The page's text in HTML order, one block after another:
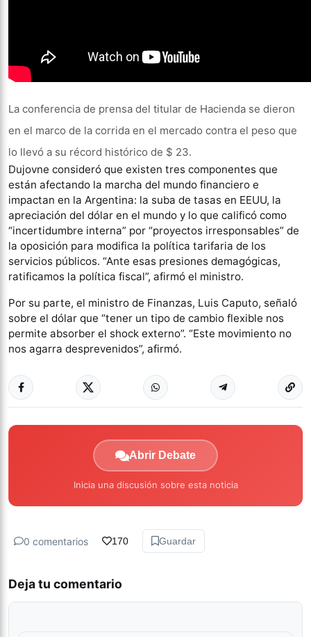
La conferencia de prensa del titular de Hacienda se dieron
en el marco de la corrida en el mercado contra el peso que
lo llevó a su récord histórico de $ 23.
Dujovne consideró que existen tres componentes que
están afectando la marcha del mundo financiero e
impactan en la Argentina: la suba de tasas en EEUU, la
apreciación del dólar en el mundo y lo que calificó como
“incertidumbre interna” por “proyectos irresponsables” de
la oposición para modifica la política tarifaria de los
servicios públicos. “Ante esas presiones demagógicas,
ratificamos la política fiscal”, afirmó el ministro.
Por su parte, el ministro de Finanzas, Luis Caputo, señaló
sobre el dólar que “tener un tipo de cambio flexible nos
permite absorber el shock externo”. “Este movimiento no
nos agarra desprevenidos”, afirmó.
Abrir Debate
Inicia una discusión sobre esta noticia
0 comentarios 170 Guardar
Deja tu comentario